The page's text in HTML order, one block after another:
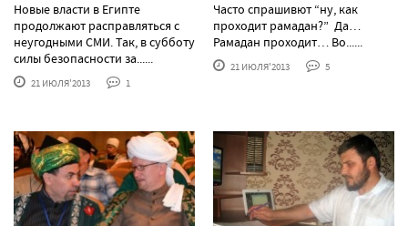
Новые власти в Египте
продолжают расправляться с
неугодными СМИ. Так, в субботу
силы безопасности за......
21 ИЮЛЯ'2013 1
Часто спрашивют “ну, как
проходит рамадан?” Да…
Рамадан проходит… Во......
21 ИЮЛЯ'2013 5